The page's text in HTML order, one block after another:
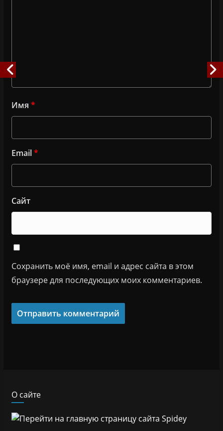
Имя *
Email*
Сайт
Сохранить моё имя, email и адрес сайта в этом
браузере для последующих моих комментариев.
О сайте